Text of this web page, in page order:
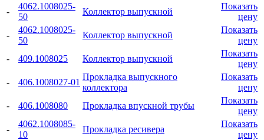
-
4062.1008025-
50
Коллектор выпускной
Показать
цену
-
4062.1008025-
50
Коллектор выпускной
Показать
цену
-
409.1008025 Коллектор выпускной
Показать
цену
-
406.1008027-01
Прокладка выпускного
коллектора
Показать
цену
-
406.1008080 Прокладка впускной трубы
Показать
цену
-
4062.1008085-
10
Прокладка ресивера
Показать
цену